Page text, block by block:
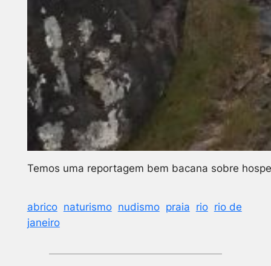
Temos uma reportagem bem bacana sobre
abrico naturismo nudismo praia rio rio de
janeiro